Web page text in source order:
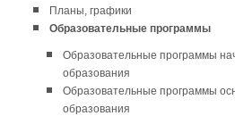
Планы, графики
Образовательные программы
Образовательные программы
образования
Образовательные программы
образования